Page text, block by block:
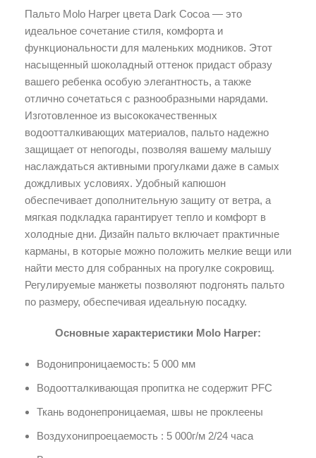
Пальто Molo Harper цвета Dark Cocoa — это
идеальное сочетание стиля, комфорта и
функциональности для маленьких модников. Этот
насыщенный шоколадный оттенок придаст образу
вашего ребенка особую элегантность, а также
отлично сочетаться с разнообразными нарядами.
Изготовленное из высококачественных
водоотталкивающих материалов, пальто надежно
защищает от непогоды, позволяя вашему малышу
наслаждаться активными прогулками даже в самых
дождливых условиях. Удобный капюшон
обеспечивает дополнительную защиту от ветра, а
мягкая подкладка гарантирует тепло и комфорт в
холодные дни. Дизайн пальто включает практичные
карманы, в которые можно положить мелкие вещи или
найти место для собранных на прогулке сокровищ.
Регулируемые манжеты позволяют подгонять пальто
по размеру, обеспечивая идеальную посадку.
Основные характеристики Molo Harper:
Водонипроницаемость: 5 000 мм
Водоотталкивающая пропитка не содержит PFC
Ткань водонепроницаемая, швы не проклеены
Воздухонипроецаемость : 5 000г/м 2/24 часа